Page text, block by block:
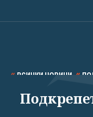
ВСИЧКИ НОВИНИ
СПОРТ КУЛТУРА